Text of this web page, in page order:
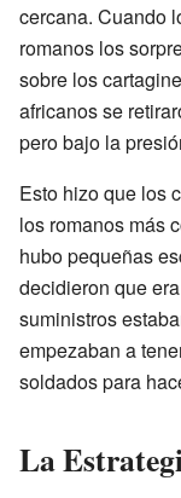
cercana. Cuando
romanos los
sobre los
africanos se
pero bajo la
Esto hizo que los
los romanos más
hubo pequeñas
decidieron que
suministros
empezaban a
soldados para
La